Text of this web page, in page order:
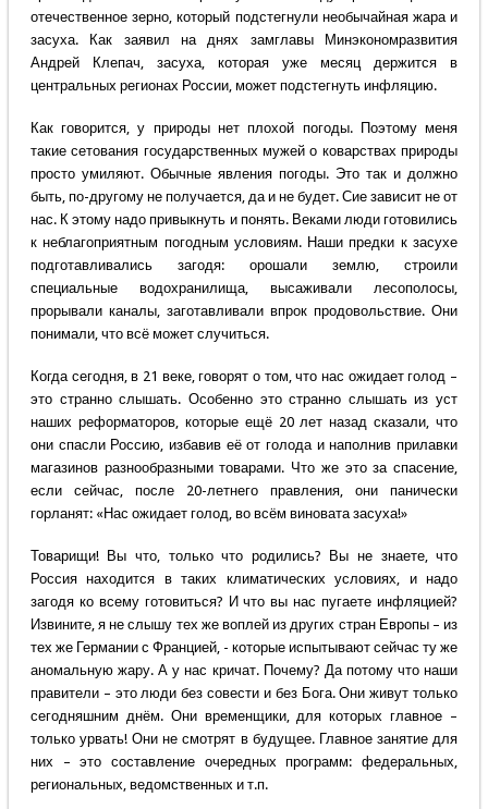
отечественное зерно, который подстегнули необычайная жара и
засуха. Как заявил на днях замглавы Минэкономразвития
Андрей Клепач, засуха, которая уже месяц держится в
центральных регионах России, может подстегнуть инфляцию.
Как говорится, у природы нет плохой погоды. Поэтому меня
такие сетования государственных мужей о коварствах природы
просто умиляют. Обычные явления погоды. Это так и должно
быть, по-другому не получается, да и не будет. Сие зависит не от
нас. К этому надо привыкнуть и понять. Веками люди готовились
к неблагоприятным погодным условиям. Наши предки к засухе
подготавливались загодя: орошали землю, строили
специальные водохранилища, высаживали лесополосы,
прорывали каналы, заготавливали впрок продовольствие. Они
понимали, что всё может случиться.
Когда сегодня, в 21 веке, говорят о том, что нас ожидает голод –
это странно слышать. Особенно это странно слышать из уст
наших реформаторов, которые ещё 20 лет назад сказали, что
они спасли Россию, избавив её от голода и наполнив прилавки
магазинов разнообразными товарами. Что же это за спасение,
если сейчас, после 20-летнего правления, они панически
горланят: «Нас ожидает голод, во всём виновата засуха!»
Товарищи! Вы что, только что родились? Вы не знаете, что
Россия находится в таких климатических условиях, и надо
загодя ко всему готовиться? И что вы нас пугаете инфляцией?
Извините, я не слышу тех же воплей из других стран Европы – из
тех же Германии с Францией, - которые испытывают сейчас ту же
аномальную жару. А у нас кричат. Почему? Да потому что наши
правители – это люди без совести и без Бога. Они живут только
сегодняшним днём. Они временщики, для которых главное –
только урвать! Они не смотрят в будущее. Главное занятие для
них – это составление очередных программ: федеральных,
региональных, ведомственных и т.п.